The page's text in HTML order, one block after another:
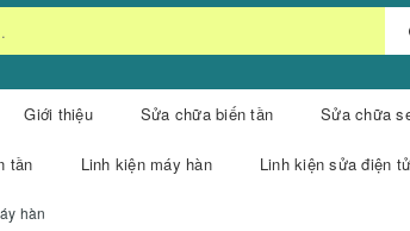
Giới thiệu Sửa chữa biến tần Sửa chữa
tần Linh kiện máy hàn Linh kiện sửa điện
hàn